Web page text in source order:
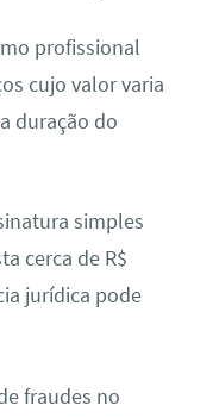
profissional
cujo valor varia
duração do
simples
cerca de R$
jurídica pode
fraudes no